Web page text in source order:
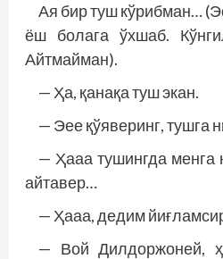
Ая бир туш кўрибман…
ёш болага ўхшаб.
Айтмайман).
— Ҳа, қанақа туш экан.
— Эее қўяверинг, тушга
— Ҳааа тушингда менга
айтавер…
— Ҳааа, дедим
— Вой Дилдоржоней,